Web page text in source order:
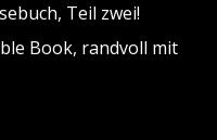
Teil zwei!
Book, randvoll mit